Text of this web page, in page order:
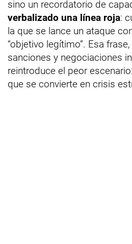
sino un recordatorio de
verbalizado una línea roja:
la que se lance un ataque
“objetivo legítimo”. Esa
sanciones y negociaciones
reintroduce el peor
que se convierte en crisis